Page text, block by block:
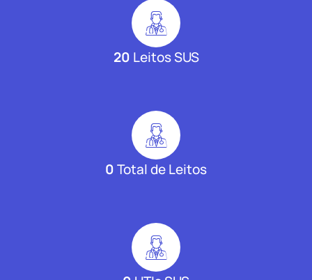
20 Leitos SUS
0Total de Leitos